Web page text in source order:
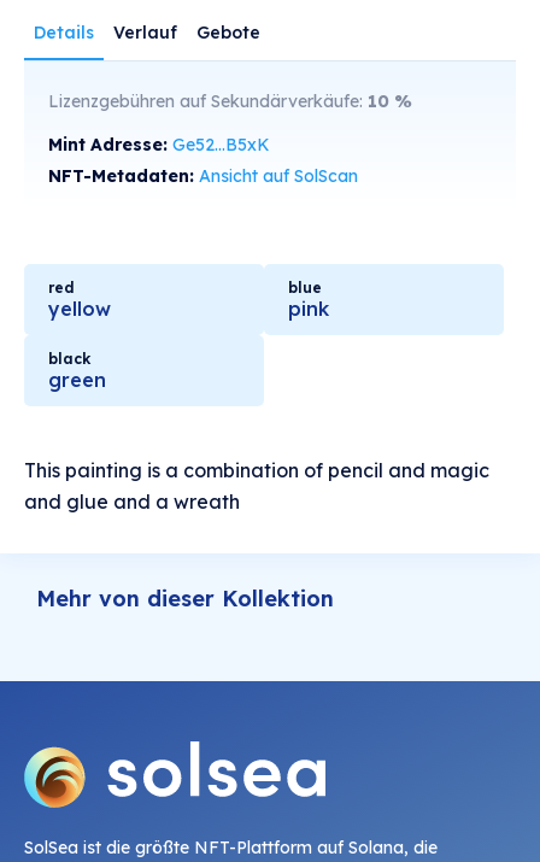
Details Verlauf Gebote
Lizenzgebühren auf Sekundärverkäufe: 10 %
Mint Adresse: Ge52...B5xK
NFT-Metadaten: Ansicht auf SolScan
red
yellow
blue
pink
black
green
This painting is a combination of pencil and magic
and glue and a wreath
Mehr von dieser Kollektion
SolSea ist die größte NFT-Plattform auf Solana, die